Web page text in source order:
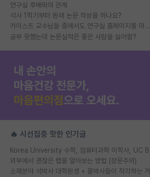
연구실 후배와의 관계
석사 1학기부터 원래 논문 작성을 하나요?
카이스트 교수님들 중에서도 연구실 홈페이지를 마련 안 하신 분들이 계시던데
공부 못했는데 논문실적은 좋은 사람을 싫어함?
🔥 시선집중 핫한 인기글
외부에서 괜찮은 랩을 알아보는 방법 (장문주의)
소재분야 석박사 대학원생 + 물박사들이 착각하는 거